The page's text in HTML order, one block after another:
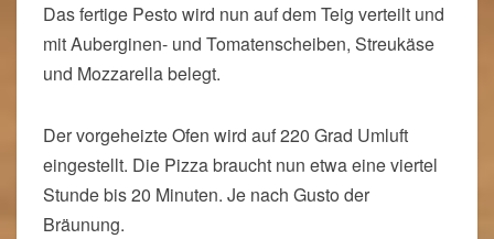
Das fertige Pesto wird nun auf dem Teig verteilt und
mit Auberginen- und Tomatenscheiben, Streukäse
und Mozzarella belegt.
Der vorgeheizte Ofen wird auf 220 Grad Umluft
eingestellt. Die Pizza braucht nun etwa eine viertel
Stunde bis 20 Minuten. Je nach Gusto der
Bräunung.